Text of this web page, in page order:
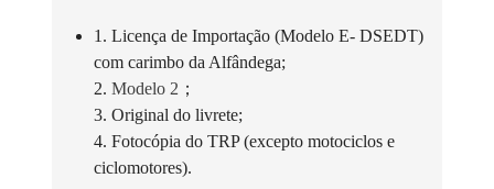
1. Licença de Importação (Modelo E- DSEDT)
com carimbo da Alfândega;
2. Modelo 2 ；
3. Original do livrete;
4. Fotocópia do TRP (excepto motociclos e
ciclomotores).